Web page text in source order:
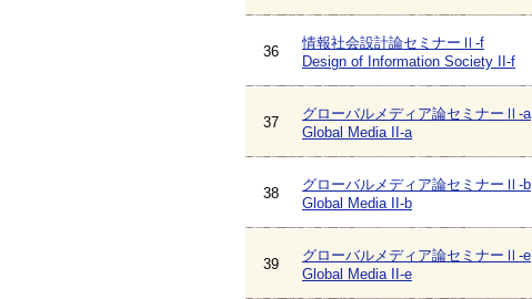
36
情報社会設計論セミナーⅡ-f
Design of Information Society II-f
37
グローバルメディア論セミナーⅡ-a
Global Media II-a
38
グローバルメディア論セミナーⅡ-b
Global Media II-b
39
グローバルメディア論セミナーⅡ-e
Global Media II-e